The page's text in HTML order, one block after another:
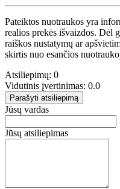
Pateiktos nuotraukos yra
realios prekės išvaizdos. Dėl
raiškos nustatymų ar
skirtis nuo esančios
Atsiliepimų: 0
Vidutinis įvertinimas: 0.0
Parašyti atsiliepimą
Jūsų vardas
Jūsų atsiliepimas